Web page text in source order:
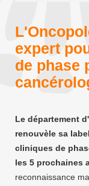
expert
de phase
Le département
renouvèle sa
cliniques de
les 5 prochaines
reconnaissance